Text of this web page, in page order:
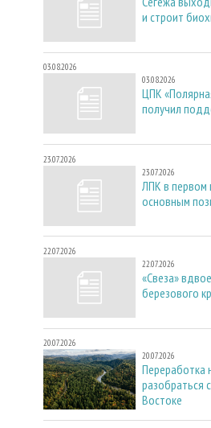
и строит
03.08.2026
03.08.2026
ЦПК
получил
23.07.2026
23.07.2026
ЛПК в первом
основным
22.07.2026
22.07.2026
«Свеза»
березового
20.07.2026
20.07.2026
Переработка
разобраться
Востоке